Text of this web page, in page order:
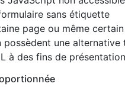
sans étiquette
page ou même
une alternative
à des fins de